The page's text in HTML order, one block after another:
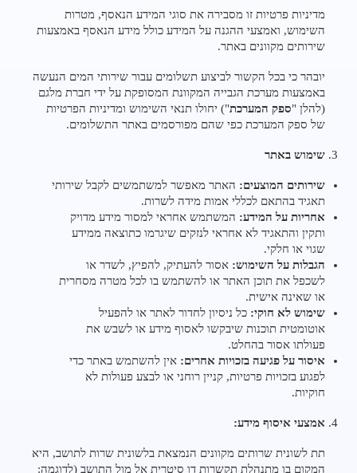
מדיניות פרטיות זו מסבירה את סוגי המידע הנאסף, מטרות
השימוש, ואמצעי ההגנה על המידע כולל מידע הנאסף באמצעות
שירותים מקוונים באתר.
יובהר כי בכל הקשור לביצוע תשלומים עבור שירותי המים הנעשה
באמצעות מערכת הגבייה המקוונת המסופקת על ידי חברת מלגם
(להלן "ספק המערכת") יחולו תנאי השימוש ומדיניות הפרטיות
של ספק המערכת כפי שהם מפורסמים באתר התשלומים.
שימוש באתר
שירותים המוצעים: האתר מאפשר למשתמשים לקבל שירותי
תאגיד בהתאם לכללי אמות מידה לשרות.
אחריות על המידע: המשתמש אחראי למסור מידע מדויק
ותקין והתאגיד לא אחראי לנזקים שיגרמו כתוצאה ממידע
שגוי או חלקי.
הגבלות על השימוש: אסור להעתיק, להפיץ, לשדר או
לשכפל את תוכן האתר או להשתמש בו לכל מטרה מסחרית
או שאינה אישית.
שימוש לא חוקי: כל ניסיון לחדור לאתר או להפעיל
אוטומטית תוכנות שיבקשו לאסוף מידע או לשבש את
פעולתו אסור בהחלט.
איסור על פגיעה בזכויות אחרים: אין להשתמש באתר כדי
לפגוע בזכויות פרטיות, קניין רוחני או לבצע פעולות לא
חוקיות.
אמצעי איסוף מידע:
תת לשונית שרותים מקוונים הנמצאת בלשונית שרות לתושב, היא
המקום בו מתנהלת תקשרות דו סיטרית אל מול התושב (לדוגמה: